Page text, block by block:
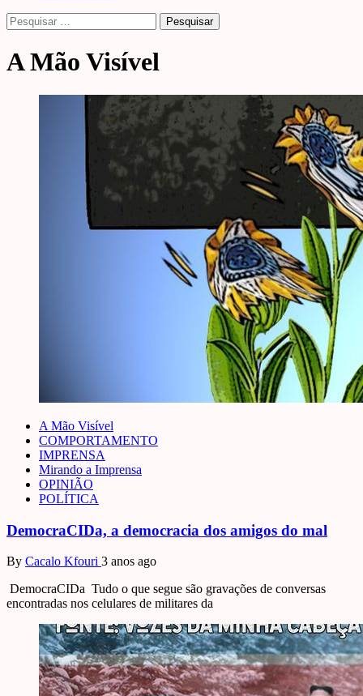
Pesquisar
por:
A Mão Visível
A Mão Visível
COMPORTAMENTO
IMPRENSA
Mirando a Imprensa
OPINIÃO
POLÍTICA
DemocraCIDa, a democracia dos amigos do mal
By Cacalo Kfouri 3 anos ago
DemocraCIDa Tudo o que segue são gravações de conversas
encontradas nos celulares de militares da